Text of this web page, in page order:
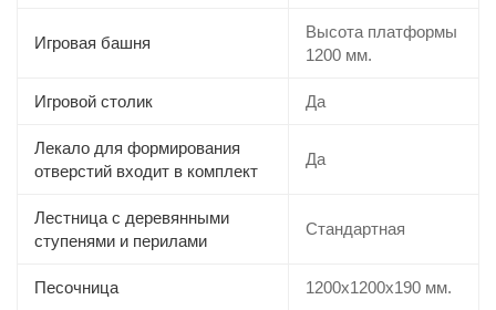
Игровая башня
Высота платформы
1200 мм.
Игровой столик Да
Лекало для формирования
отверстий входит в комплект
Да
Лестница с деревянными
ступенями и перилами
Стандартная
Песочница 1200х1200х190 мм.